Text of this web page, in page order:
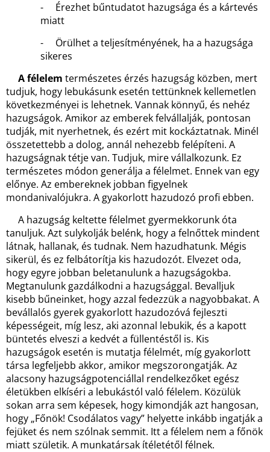
- Érezhet bűntudatot hazugsága és a kártevés
miatt
- Örülhet a teljesítményének, ha a hazugsága
sikeres
A félelem természetes érzés hazugság közben, mert
tudjuk, hogy lebukásunk esetén tettünknek kellemetlen
következményei is lehetnek. Vannak könnyű, és nehéz
hazugságok. Amikor az emberek felvállalják, pontosan
tudják, mit nyerhetnek, és ezért mit kockáztatnak. Minél
összetettebb a dolog, annál nehezebb felépíteni. A
hazugságnak tétje van. Tudjuk, mire vállalkozunk. Ez
természetes módon generálja a félelmet. Ennek van egy
előnye. Az embereknek jobban figyelnek
mondanivalójukra. A gyakorlott hazudozó profi ebben.
A hazugság keltette félelmet gyermekkorunk óta
tanuljuk. Azt sulykolják belénk, hogy a felnőttek mindent
látnak, hallanak, és tudnak. Nem hazudhatunk. Mégis
sikerül, és ez felbátorítja kis hazudozót. Elvezet oda,
hogy egyre jobban beletanulunk a hazugságokba.
Megtanulunk gazdálkodni a hazugsággal. Bevalljuk
kisebb bűneinket, hogy azzal fedezzük a nagyobbakat. A
bevállalós gyerek gyakorlott hazudozóvá fejleszti
képességeit, míg lesz, aki azonnal lebukik, és a kapott
büntetés elveszi a kedvét a füllentéstől is. Kis
hazugságok esetén is mutatja félelmét, míg gyakorlott
társa legfeljebb akkor, amikor megszorongatják. Az
alacsony hazugságpotenciállal rendelkezőket egész
életükben elkíséri a lebukástól való félelem. Közülük
sokan arra sem képesek, hogy kimondják azt hangosan,
hogy „Főnök! Csodálatos vagy” helyette inkább ingatják a
fejüket és nem szólnak semmit. Itt a félelem nem a főnök
miatt születik. A munkatársak ítéletétől félnek.